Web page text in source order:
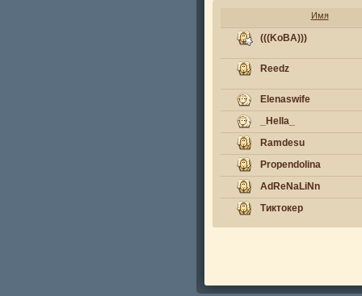
Имя
(((KoBA)))
Reedz
Elenaswife
_Hella_
Ramdesu
Propendolina
AdReNaLiNn
Тиктокер